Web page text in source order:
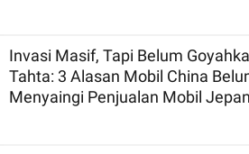
Invasi Masif, Tapi Belum
Tahta: 3 Alasan Mobil China
Menyaingi Penjualan Mobil